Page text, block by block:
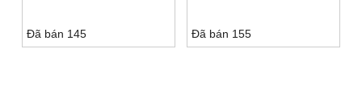
Đã bán 145 Đã bán 155